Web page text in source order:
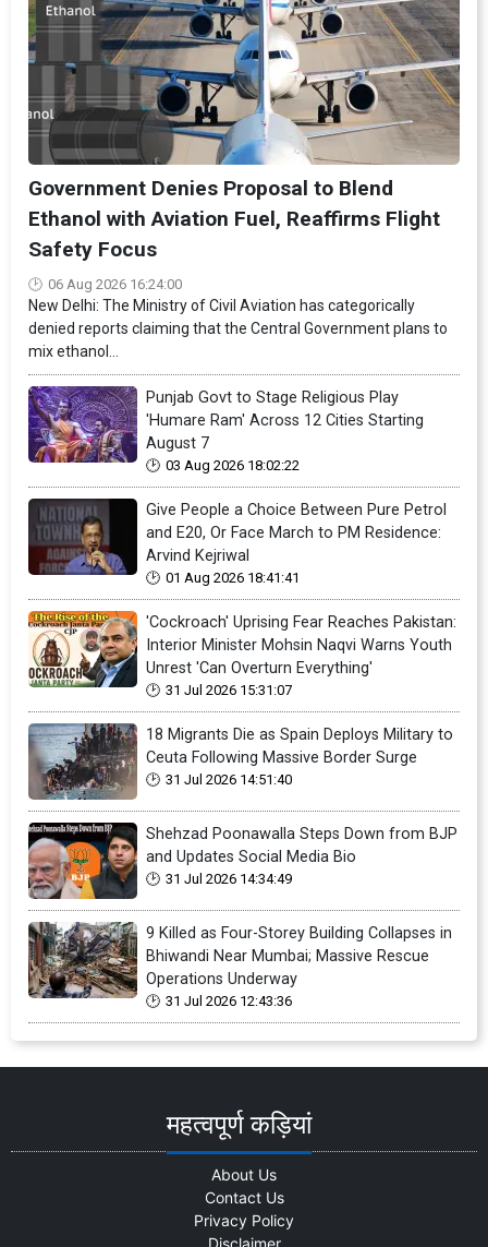
Government Denies Proposal to Blend
Ethanol with Aviation Fuel, Reaffirms Flight
Safety Focus
06 Aug 2026 16:24:00
New Delhi: The Ministry of Civil Aviation has categorically
denied reports claiming that the Central Government plans to
mix ethanol...
Punjab Govt to Stage Religious Play
'Humare Ram' Across 12 Cities Starting
August 7
03 Aug 2026 18:02:22
Give People a Choice Between Pure Petrol
and E20, Or Face March to PM Residence:
Arvind Kejriwal
01 Aug 2026 18:41:41
'Cockroach' Uprising Fear Reaches Pakistan:
Interior Minister Mohsin Naqvi Warns Youth
Unrest 'Can Overturn Everything'
31 Jul 2026 15:31:07
18 Migrants Die as Spain Deploys Military to
Ceuta Following Massive Border Surge
31 Jul 2026 14:51:40
Shehzad Poonawalla Steps Down from BJP
and Updates Social Media Bio
31 Jul 2026 14:34:49
9 Killed as Four-Storey Building Collapses in
Bhiwandi Near Mumbai; Massive Rescue
Operations Underway
31 Jul 2026 12:43:36
महत्वपूर्ण कड़ियां
About Us
Contact Us
Privacy Policy